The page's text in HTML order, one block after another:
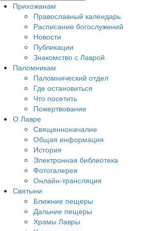
Прихожанам
Православный календарь
Расписание богослужений
Новости
Публикации
Знакомство с Лаврой
Паломникам
Паломнический отдел
Где остановиться
Что посетить
Пожертвование
О Лавре
Священноначалие
Общая информация
История
Электронная библиотека
Фотогалерея
Онлайн-трансляция
Святыни
Ближние пещеры
Дальние пещеры
Храмы Лавры